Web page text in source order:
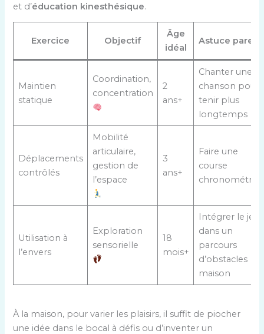
et d’éducation kinesthésique.
Exercice Objectif
Âge
idéal
Astuce parent
Maintien
statique
Coordination,
concentration
2
ans+
Chanter une
chanson pour
tenir plus
longtemps
Déplacements
contrôlés
Mobilité
articulaire,
gestion de
l’espace
3
ans+
Faire une
course
chronométrée
Utilisation à
l’envers
Exploration
sensorielle
18
mois+
Intégrer le jeu
dans un
parcours
d’obstacles
maison
À la maison, pour varier les plaisirs, il suffit de piocher
une idée dans le bocal à défis ou d’inventer un